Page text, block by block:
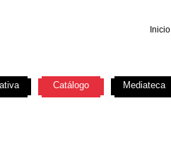
Inicio
Catálogo Mediateca